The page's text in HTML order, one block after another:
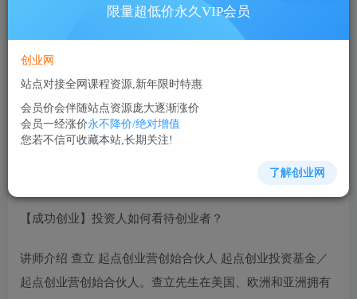
5
超级会员
立即购买
您当前未登录！建议登陆后购买，可保存购买订单
【成功创业】投资人如何看待创业者？
讲师介绍 查立 起点创业营创始合伙人 起点创业投资基金／
起点创业营创始合伙人。查立先生在美国、欧洲和亚洲拥有
限量超低价永久VIP会员
创业网
站点对接全网课程资源,新年限时特惠
会员价会伴随站点资源庞大逐渐涨价
会员一经涨价永不降价/绝对增值
您若不信可收藏本站,长期关注!
了解创业网